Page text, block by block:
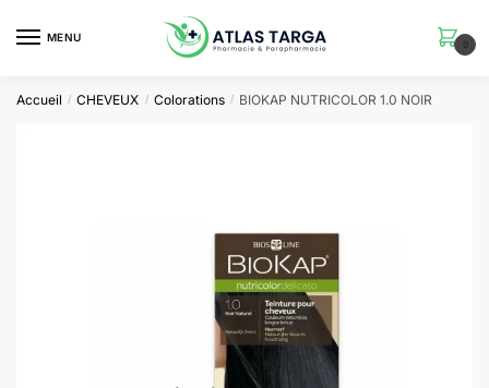
MENU
0
Accueil / CHEVEUX / Colorations / BIOKAP NUTRICOLOR 1.0 NOIR